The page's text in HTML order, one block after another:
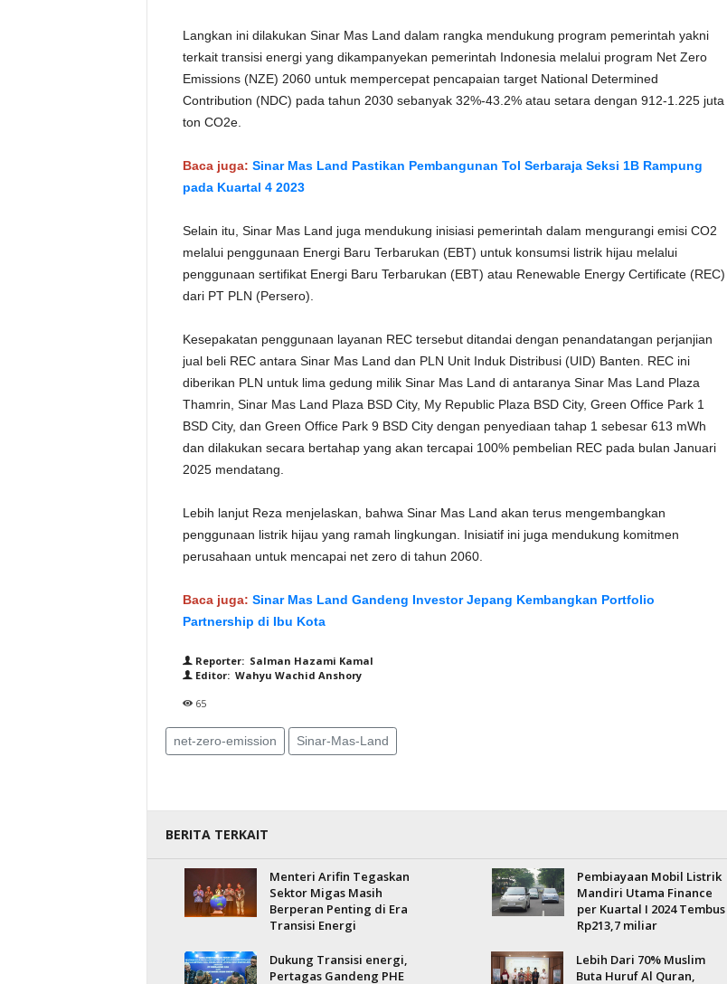
Langkan ini dilakukan Sinar Mas Land dalam rangka mendukung program pemerintah yakni
terkait transisi energi yang dikampanyekan pemerintah Indonesia melalui program Net Zero
Emissions (NZE) 2060 untuk mempercepat pencapaian target National Determined
Contribution (NDC) pada tahun 2030 sebanyak 32%-43.2% atau setara dengan 912-1.225 juta
ton CO2e.
Baca juga: Sinar Mas Land Pastikan Pembangunan Tol Serbaraja Seksi 1B Rampung
pada Kuartal 4 2023
Selain itu, Sinar Mas Land juga mendukung inisiasi pemerintah dalam mengurangi emisi CO2
melalui penggunaan Energi Baru Terbarukan (EBT) untuk konsumsi listrik hijau melalui
penggunaan sertifikat Energi Baru Terbarukan (EBT) atau Renewable Energy Certificate (REC)
dari PT PLN (Persero).
Kesepakatan penggunaan layanan REC tersebut ditandai dengan penandatangan perjanjian
jual beli REC antara Sinar Mas Land dan PLN Unit Induk Distribusi (UID) Banten. REC ini
diberikan PLN untuk lima gedung milik Sinar Mas Land di antaranya Sinar Mas Land Plaza
Thamrin, Sinar Mas Land Plaza BSD City, My Republic Plaza BSD City, Green Office Park 1
BSD City, dan Green Office Park 9 BSD City dengan penyediaan tahap 1 sebesar 613 mWh
dan dilakukan secara bertahap yang akan tercapai 100% pembelian REC pada bulan Januari
2025 mendatang.
Lebih lanjut Reza menjelaskan, bahwa Sinar Mas Land akan terus mengembangkan
penggunaan listrik hijau yang ramah lingkungan. Inisiatif ini juga mendukung komitmen
perusahaan untuk mencapai net zero di tahun 2060.
Baca juga: Sinar Mas Land Gandeng Investor Jepang Kembangkan Portfolio
Partnership di Ibu Kota
Reporter: Salman Hazami Kamal
Editor: Wahyu Wachid Anshory
65
net-zero-emission Sinar-Mas-Land
BERITA TERKAIT
Menteri Arifin Tegaskan
Sektor Migas Masih
Berperan Penting di Era
Transisi Energi
Pembiayaan Mobil Listrik
Mandiri Utama Finance
per Kuartal I 2024 Tembus
Rp213,7 miliar
Dukung Transisi energi,
Pertagas Gandeng PHE
Lebih Dari 70% Muslim
Buta Huruf Al Quran,